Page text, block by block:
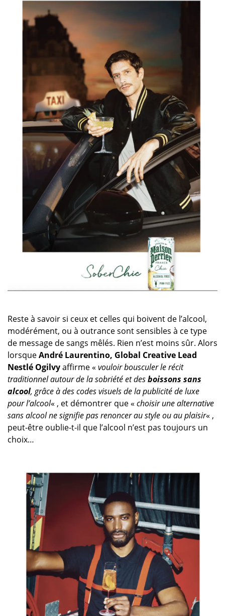
Reste à savoir si ceux et celles qui boivent de l’alcool,
modérément, ou à outrance sont sensibles à ce type
de message de sangs mêlés. Rien n’est moins sûr. Alors
lorsqueAndré Laurentino, Global Creative Lead
Nestlé Ogilvyaffirme « vouloir bousculer le récit
traditionnel autour de la sobriété et desboissons sans
alcool, grâce à des codes visuels de la publicité de luxe
pour l’alcool« , et démontrer que « choisir une alternative
sans alcool ne signifie pas renoncer au style ou au plaisir« ,
peut-être oublie-t-il que l’alcool n’est pas toujours un
choix…